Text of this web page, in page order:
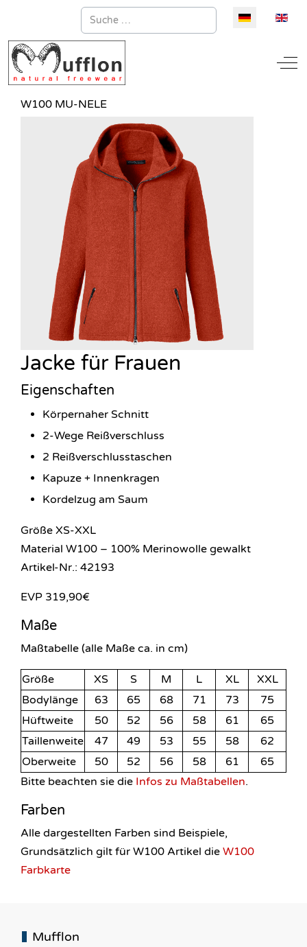
Suchen Sprache
W100 MU-NELE
Jacke für Frauen
Eigenschaften
Körpernaher Schnitt
2-Wege Reißverschluss
2 Reißverschlusstaschen
Kapuze + Innenkragen
Kordelzug am Saum
Größe XS-XXL
Material W100 – 100% Merinowolle gewalkt
Artikel-Nr.: 42193
EVP 319,90€
Maße
Maßtabelle (alle Maße ca. in cm)
Größe XS S M L XL
XXL
Bodylänge
63 65 68 71 73
75
Hüftweite
50 52 56 58 61
65
Taillenweite
47 49 53 55 58
62
Oberweite
50 52 56 58 61
65
Bitte beachten sie die Infos zu Maßtabellen.
Farben
Alle dargestellten Farben sind Beispiele,
Grundsätzlich gilt für W100 Artikel die W100
Farbkarte
Mufflon